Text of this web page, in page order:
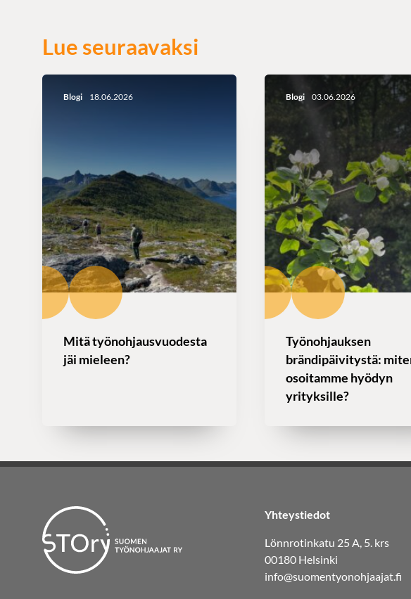
Lue seuraavaksi
Blogi 18.06.2026
Mitä työnohjausvuodesta
jäi mieleen?
Blogi 03.06.2026
Työnohjauksen
brändipäivitystä:
osoitamme hyödyn
yrityksille?
Yhteystiedot
Lönnrotinkatu 25 A, 5. krs
00180 Helsinki
info@suomentyonohjaajat.fi